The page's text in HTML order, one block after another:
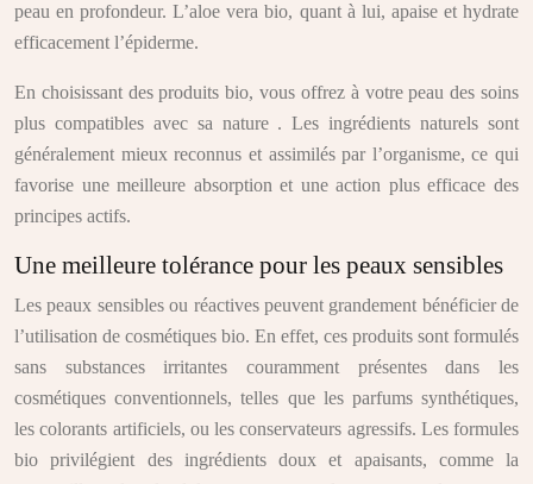
peau en profondeur. L’aloe vera bio, quant à lui, apaise et hydrate
efficacement l’épiderme.
En choisissant des produits bio, vous offrez à votre peau des soins
plus compatibles avec sa nature . Les ingrédients naturels sont
généralement mieux reconnus et assimilés par l’organisme, ce qui
favorise une meilleure absorption et une action plus efficace des
principes actifs.
Une meilleure tolérance pour les peaux sensibles
Les peaux sensibles ou réactives peuvent grandement bénéficier de
l’utilisation de cosmétiques bio. En effet, ces produits sont formulés
sans substances irritantes couramment présentes dans les
cosmétiques conventionnels, telles que les parfums synthétiques,
les colorants artificiels, ou les conservateurs agressifs. Les formules
bio privilégient des ingrédients doux et apaisants, comme la